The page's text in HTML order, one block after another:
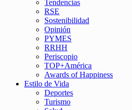
Tendencias
RSE
Sostenibilidad
Opinión
PYMES
RRHH
Periscopio
TOP+América
Awards of Happiness
Estilo de Vida
Deportes
Turismo